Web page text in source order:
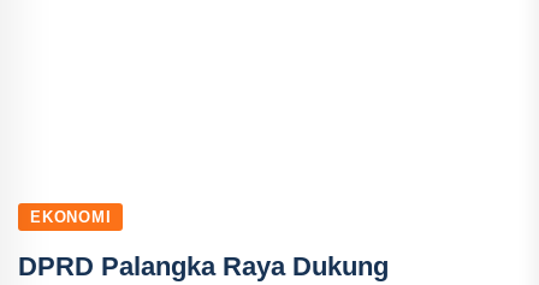
EKONOMI
DPRD Palangka Raya Dukung